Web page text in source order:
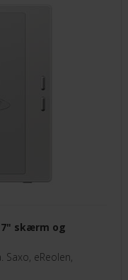
7" skærm og
eReolen,